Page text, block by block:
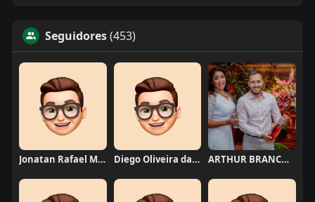
Seguidores(453)
Jonatan Rafael Mello Diego Oliveira da Motta ARTHUR BRANCO FERNANDES